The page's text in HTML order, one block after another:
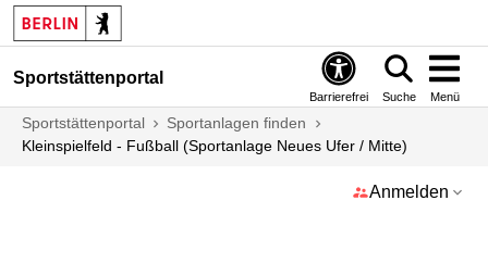
Sportstättenportal
Barrierefrei Suche Menü
Sportstättenportal
Sportanlagen finden
Kleinspielfeld - Fußball (Sportanlage Neues Ufer / Mitte)
Anmelden